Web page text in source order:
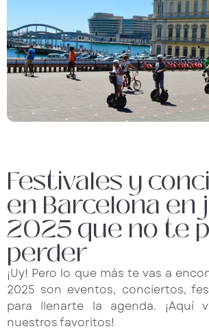
Festivales y
en Barcelona en
2025 que no te
perder
¡Uy! Pero lo que más te vas a
2025 son eventos, conciertos,
para llenarte la agenda. ¡Aquí
nuestros favoritos!